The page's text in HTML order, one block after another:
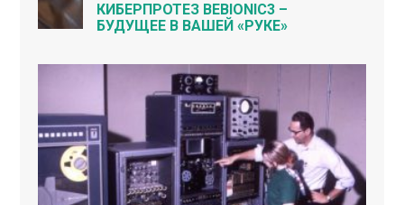
КИБЕРПРОТЕЗ BEBIONIC3 –
БУДУЩЕЕ В ВАШЕЙ «РУКЕ»